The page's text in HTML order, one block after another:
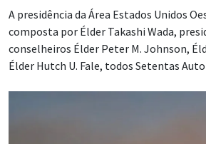
A presidência da Área Estados Unidos
composta por Élder Takashi Wada,
conselheiros Élder Peter M. Johnson,
Élder Hutch U. Fale, todos Setentas